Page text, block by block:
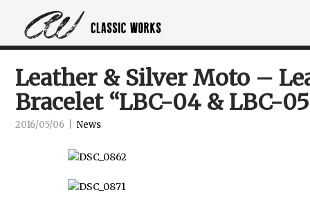
Leather & Silver Moto –
Bracelet “LBC-04 & LBC-
2016/05/06 News